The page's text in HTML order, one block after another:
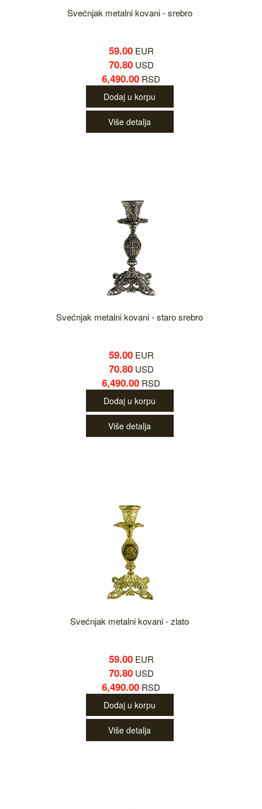
Svećnjak metalni kovani - srebro
59.00EUR
70.80USD
6,490.00 RSD
Dodaj u korpu
Više detalja
Svećnjak metalni kovani - staro srebro
59.00EUR
70.80USD
6,490.00 RSD
Dodaj u korpu
Više detalja
Svećnjak metalni kovani - zlato
59.00EUR
70.80USD
6,490.00 RSD
Dodaj u korpu
Više detalja